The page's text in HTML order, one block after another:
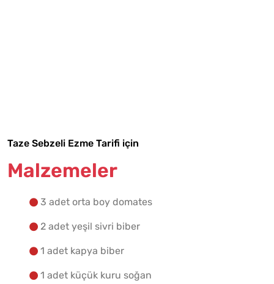
Yapılış Adımlarına Geç
Taze Sebzeli Ezme Tarifi için
Malzemeler
3 adet orta boy domates
2 adet yeşil sivri biber
1 adet kapya biber
1 adet küçük kuru soğan